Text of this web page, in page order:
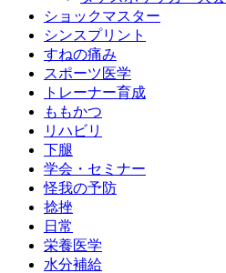
ショックマスター
シンスプリント
すねの痛み
スポーツ医学
トレーナー育成
ももかつ
リハビリ
下腿
学会・セミナー
怪我の予防
捻挫
日常
栄養医学
水分補給